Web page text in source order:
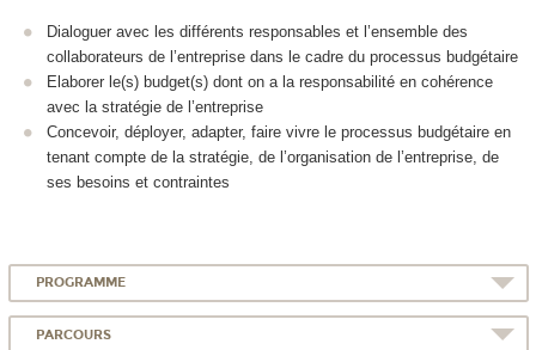
Dialoguer avec les différents responsables et l’ensemble des
collaborateurs de l’entreprise dans le cadre du processus budgétaire
Elaborer le(s) budget(s) dont on a la responsabilité en cohérence
avec la stratégie de l’entreprise
Concevoir, déployer, adapter, faire vivre le processus budgétaire en
tenant compte de la stratégie, de l’organisation de l’entreprise, de
ses besoins et contraintes
PROGRAMME
PARCOURS